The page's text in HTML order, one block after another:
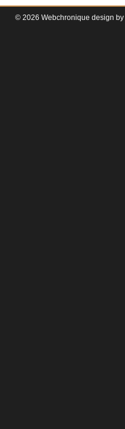
© 2026 Webchronique design by